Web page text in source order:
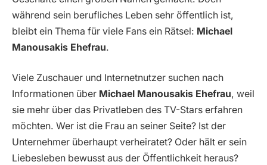
während sein berufliches Leben sehr öffentlich ist,
bleibt ein Thema für viele Fans ein Rätsel: Michael
Manousakis Ehefrau.
Viele Zuschauer und Internetnutzer suchen nach
Informationen über Michael Manousakis Ehefrau, weil
sie mehr über das Privatleben des TV-Stars erfahren
möchten. Wer ist die Frau an seiner Seite? Ist der
Unternehmer überhaupt verheiratet? Oder hält er sein
Liebesleben bewusst aus der Öffentlichkeit heraus?